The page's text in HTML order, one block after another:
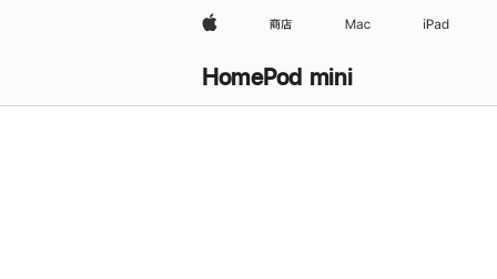
Apple 商店 Mac iPad
HomePod mini